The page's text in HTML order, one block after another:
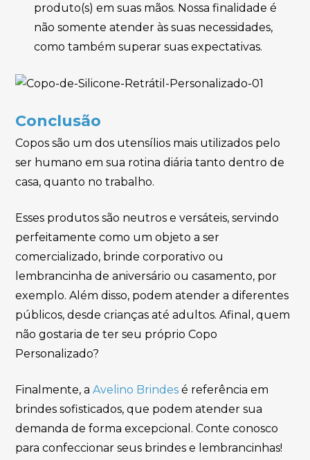
produto(s) em suas mãos. Nossa finalidade é
não somente atender às suas necessidades,
como também superar suas expectativas.
Conclusão
Copos são um dos utensílios mais utilizados pelo
ser humano em sua rotina diária tanto dentro de
casa, quanto no trabalho.
Esses produtos são neutros e versáteis, servindo
perfeitamente como um objeto a ser
comercializado, brinde corporativo ou
lembrancinha de aniversário ou casamento, por
exemplo. Além disso, podem atender a diferentes
públicos, desde crianças até adultos. Afinal, quem
não gostaria de ter seu próprio Copo
Personalizado?
Finalmente, aAvelino Brindes é referência em
brindes sofisticados, que podem atender sua
demanda de forma excepcional. Conte conosco
para confeccionar seus brindes e lembrancinhas!